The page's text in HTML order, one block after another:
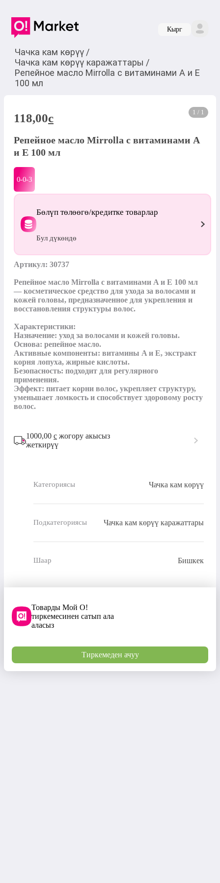
Кырг
Чачка кам көрүү /
Чачка кам көрүү каражаттары /
Репейное масло Mirrolla с витаминами A и E
100 мл
1 / 1
118,00c
Репейное масло Mirrolla с витаминами A
и E 100 мл
0-0-3
Бөлүп төлөөгө/кредитке товарлар
Бул дүкөндө
Артикул: 30737
Репейное масло Mirrolla с витаминами A и E 100 мл
— косметическое средство для ухода за волосами и
кожей головы, предназначенное для укрепления и
восстановления структуры волос.
Характеристики:
Назначение: уход за волосами и кожей головы.
Основа: репейное масло.
Активные компоненты: витамины A и E, экстракт
корня лопуха, жирные кислоты.
Безопасность: подходит для регулярного
применения.
Эффект: питает корни волос, укрепляет структуру,
уменьшает ломкость и способствует здоровому росту
волос.
1000,00 с жогору акысыз
жеткирүү
Категориясы Чачка кам көрүү
Подкатегориясы Чачка кам көрүү каражаттары
Шаар Бишкек
Товарды Мой О!
тиркемесинен сатып ала
аласыз
Тиркемеден ачуу